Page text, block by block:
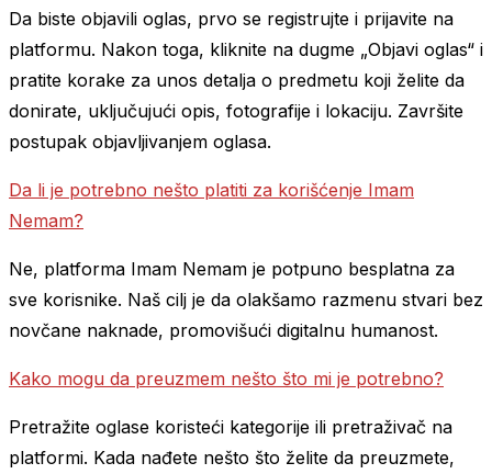
Da biste objavili oglas, prvo se registrujte i prijavite na
platformu. Nakon toga, kliknite na dugme „Objavi oglas“ i
pratite korake za unos detalja o predmetu koji želite da
donirate, uključujući opis, fotografije i lokaciju. Završite
postupak objavljivanjem oglasa.
Da li je potrebno nešto platiti za korišćenje Imam
Nemam?
Ne, platforma Imam Nemam je potpuno besplatna za
sve korisnike. Naš cilj je da olakšamo razmenu stvari bez
novčane naknade, promovišući digitalnu humanost.
Kako mogu da preuzmem nešto što mi je potrebno?
Pretražite oglase koristeći kategorije ili pretraživač na
platformi. Kada nađete nešto što želite da preuzmete,